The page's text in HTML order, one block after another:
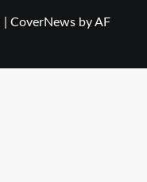
CoverNewsby AF